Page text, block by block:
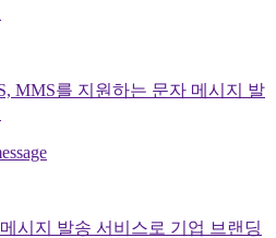
MMS를 지원하는 문자 메시지 발
시지 발송 서비스로 기업 브랜딩